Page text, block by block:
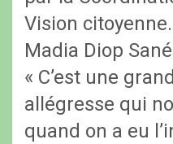
Vision
Madia Diop
« C’est une
allégresse qui
quand on a eu